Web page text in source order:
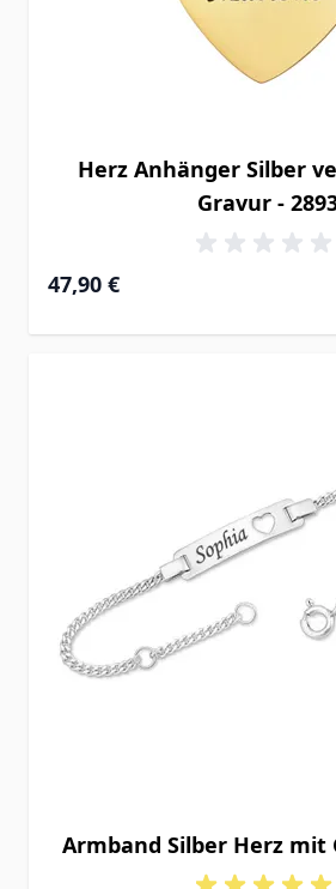
Herz Anhänger Silber
Gravur -
47,90 €
Armband Silber Herz mit